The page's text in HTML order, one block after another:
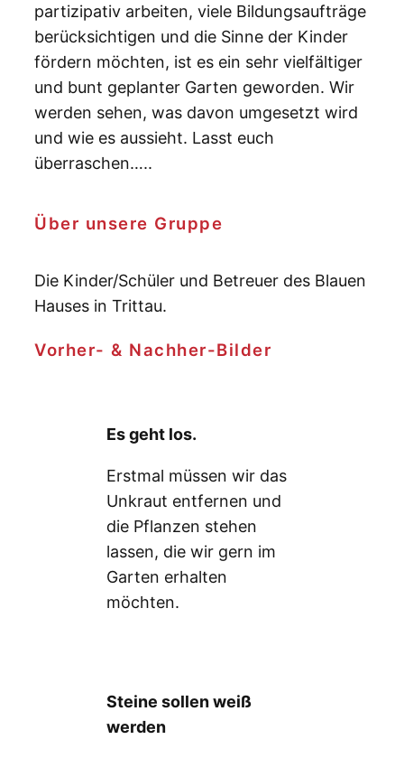
partizipativ arbeiten, viele Bildungsaufträge
berücksichtigen und die Sinne der Kinder
fördern möchten, ist es ein sehr vielfältiger
und bunt geplanter Garten geworden. Wir
werden sehen, was davon umgesetzt wird
und wie es aussieht. Lasst euch
überraschen…..
Über unsere Gruppe
Die Kinder/Schüler und Betreuer des Blauen
Hauses in Trittau.
Vorher- & Nachher-Bilder
Es geht los.
Erstmal müssen wir das
Unkraut entfernen und
die Pflanzen stehen
lassen, die wir gern im
Garten erhalten
möchten.
Steine sollen weiß
werden